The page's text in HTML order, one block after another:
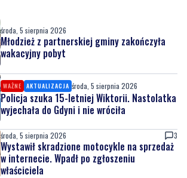
środa, 5 sierpnia 2026
Młodzież z partnerskiej gminy zakończyła
wakacyjny pobyt
WAŻNE AKTUALIZACJA środa, 5 sierpnia 2026
Policja szuka 15-letniej Wiktorii. Nastolatka
wyjechała do Gdyni i nie wróciła
środa, 5 sierpnia 2026 3
Wystawił skradzione motocykle na sprzedaż
w internecie. Wpadł po zgłoszeniu
właściciela